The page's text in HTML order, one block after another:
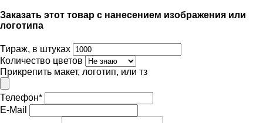
Заказать этот товар с нанесением изображения или
логотипа
Тираж, в штуках
Количество цветов
Прикрепить макет, логотип, или тз
Телефон*
E-Mail